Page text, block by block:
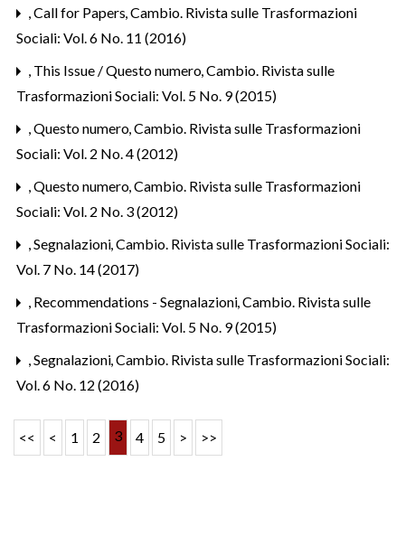
,Call for Papers,Cambio. Rivista sulle Trasformazioni
Sociali: Vol. 6 No. 11 (2016)
, This Issue / Questo numero,Cambio. Rivista sulle
Trasformazioni Sociali: Vol. 5 No. 9 (2015)
,Questo numero,Cambio. Rivista sulle Trasformazioni
Sociali: Vol. 2 No. 4 (2012)
,Questo numero,Cambio. Rivista sulle Trasformazioni
Sociali: Vol. 2 No. 3 (2012)
,Segnalazioni,Cambio. Rivista sulle Trasformazioni Sociali:
Vol. 7 No. 14 (2017)
, Recommendations - Segnalazioni,Cambio. Rivista sulle
Trasformazioni Sociali: Vol. 5 No. 9 (2015)
,Segnalazioni,Cambio. Rivista sulle Trasformazioni Sociali:
Vol. 6 No. 12 (2016)
<< < 1 2 3 4 5 > >>